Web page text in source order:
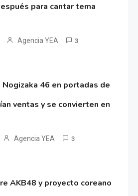
para cantar tema
Agencia YEA 3
46 en portadas de
ventas y se convierten en
Agencia YEA 3
AKB48 y proyecto coreano